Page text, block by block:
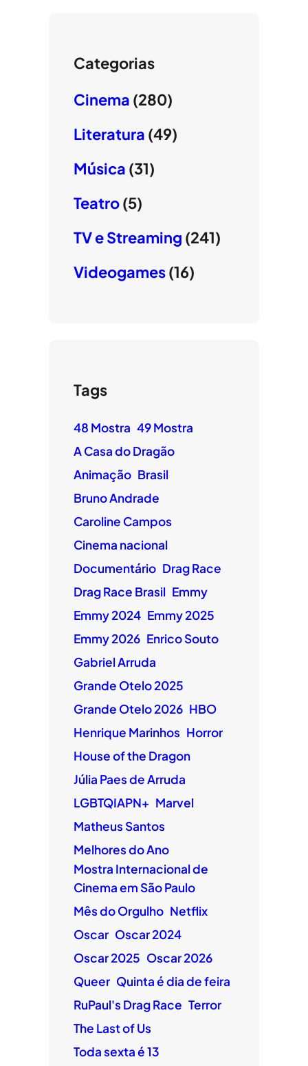
Categorias
Cinema (280)
Literatura (49)
Música (31)
Teatro(5)
TV e Streaming (241)
Videogames(16)
Tags
48 Mostra 49 Mostra
A Casa do Dragão
Animação Brasil
Bruno Andrade
Caroline Campos
Cinema nacional
Documentário Drag Race
Drag Race Brasil Emmy
Emmy 2024 Emmy 2025
Emmy 2026 Enrico Souto
Gabriel Arruda
Grande Otelo 2025
Grande Otelo 2026 HBO
Henrique Marinhos Horror
House of the Dragon
Júlia Paes de Arruda
LGBTQIAPN+ Marvel
Matheus Santos
Melhores do Ano
Mostra Internacional de
Cinema em São Paulo
Mês do Orgulho Netflix
Oscar Oscar 2024
Oscar 2025 Oscar 2026
Queer Quinta é dia de feira
RuPaul's Drag Race Terror
The Last of Us
Toda sexta é 13